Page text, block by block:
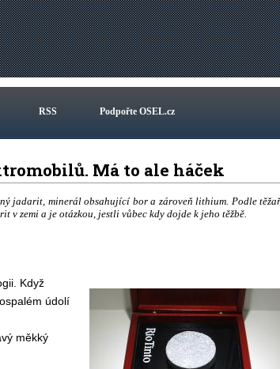
RSS Podpořte OSEL.cz
Má to ale háček
jadarit, minerál obsahující bor a zároveň lithium. Podle
zemi a je otázkou, jestli vůbec kdy dojde k jeho těžbě.
Když
údolí
měkký